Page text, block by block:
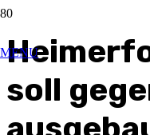
MENU
soll